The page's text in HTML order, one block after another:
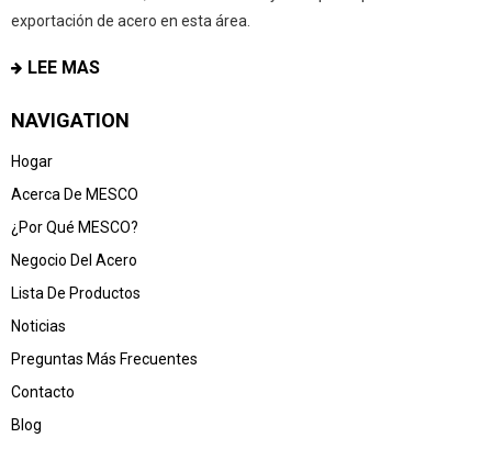
exportación de acero en esta área.
LEE MAS
NAVIGATION
Hogar
Acerca De MESCO
¿Por Qué MESCO?
Negocio Del Acero
Lista De Productos
Noticias
Preguntas Más Frecuentes
Contacto
Blog